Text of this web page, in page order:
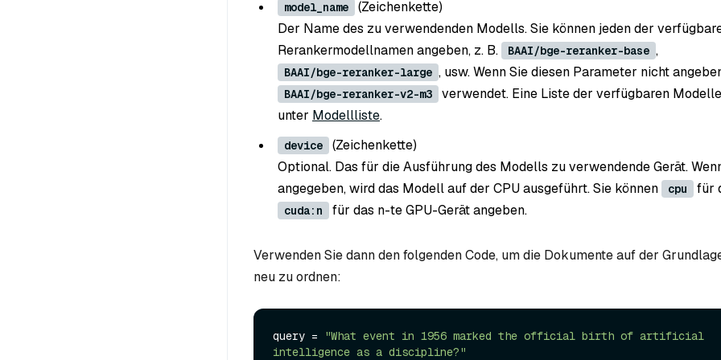
model_name (Zeichenkette)
Der Name des zu verwendenden Modells. Sie können jeden der
Rerankermodellnamen angeben, z. B.
BAAI/bge-reranker-base ,
BAAI/bge-reranker-large , usw. Wenn Sie diesen Parameter nicht
BAAI/bge-reranker-v2-m3
verwendet. Eine Liste der verfügbaren
unter Modellliste.
device (Zeichenkette)
Optional. Das für die Ausführung des Modells zu verwendende Gerät.
angegeben, wird das Modell auf der CPU ausgeführt. Sie können
cpu für
cuda:n für das n-te GPU-Gerät angeben.
Verwenden Sie dann den folgenden Code, um die Dokumente auf der
neu zu ordnen:
query =
"What event in 1956 marked the official birth of artificial
intelligence as a discipline?"